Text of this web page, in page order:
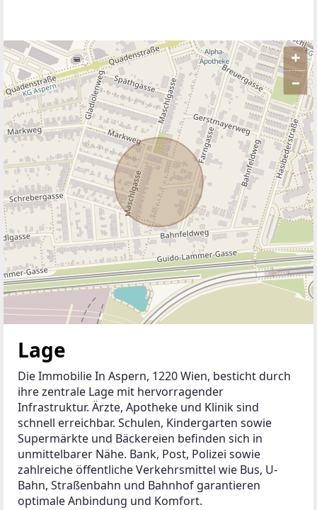
+
–
ANBIETER KONTAKTIEREN
Lage
Die Immobilie In Aspern, 1220 Wien, besticht durch
ihre zentrale Lage mit hervorragender
Infrastruktur. Ärzte, Apotheke und Klinik sind
schnell erreichbar. Schulen, Kindergarten sowie
Supermärkte und Bäckereien befinden sich in
unmittelbarer Nähe. Bank, Post, Polizei sowie
zahlreiche öffentliche Verkehrsmittel wie Bus, U-
Bahn, Straßenbahn und Bahnhof garantieren
optimale Anbindung und Komfort.